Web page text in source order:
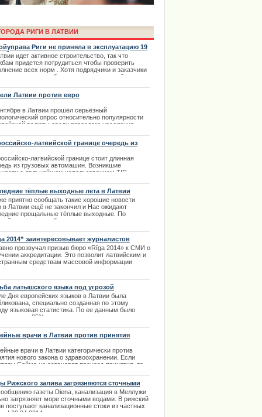
Rendezvous Jūrmala будет
в Риге с автошколой
обратилась к поклонникам
Rendezvous Jūrmala
РИГИ В ЛАТВИИ
Риги не приняла в эксплуатацию 19
идет активное строительство, так что
придется потрудиться чтобы проверить
всех норм . Хотя подрядчики и заказчики
считают подобные замеры излишней
Латвии против евро
в Латвии прошёл серьёзный
опрос относительно популярности
валюты среди взрослого населения
согласны с переходом на евро в 2014 году.
этом 52 процента всё же высказывались
латвийской границе очередь из
латвийской границе стоит длинная
из грузовых автомашин. Возникшие
с дальнейшем использованием TIR-
в Терехово. время ожидания составляет
15 часов.тёплые выходные лета в Латвии
приятно сообщать такие хорошие новости.
в Латвии ещё не закончил и Нас ожидают
прощальные тёплые выходные. По
мере, так сообщают синоптики.
2014” заинтересовывает журналистов
аккредитации на мероприятия
культурной столицы
прозвучал призыв бюро «Rīga 2014» к СМИ о
аккредитации. Это позволит латвийским и
средствам массовой информации
развернуто освещать мероприятия, которые
латышского языка под угрозой
Дня европейских языков в Латвии была
специально созданная по этому
языковая статистика. По ее данным было
что 85% латышских школьников
| 15.10.2013
врачи в Латвии против принятия
врачи в Латвии категорически против
нового закона о здравоохранении. Если
Сейма не остановят процесс принятия, то
Рижского залива загрязняются сточными
газеты Diena, канализация в Меллужи
загрязняет море сточными водами. В рижский
поступают канализационные стоки из частных
| 09.04.2014